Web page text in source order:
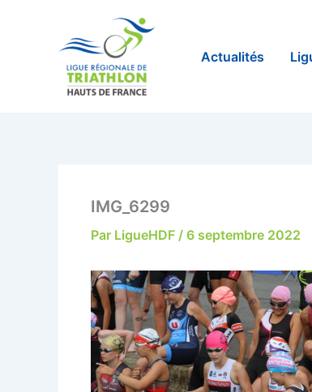
Actualités
IMG_6299
Par LigueHDF / 6 septembre 2022